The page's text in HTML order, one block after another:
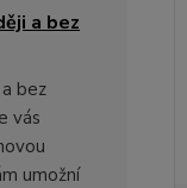
a bez
bez
vás
umožní